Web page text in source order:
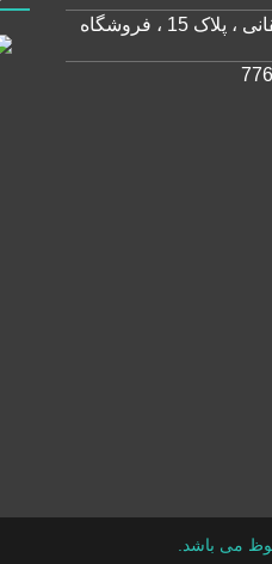
استان تهران، شهر تهران، خیابان طالقانی ، پلاک 15 ، فروشگاه
می باشد.